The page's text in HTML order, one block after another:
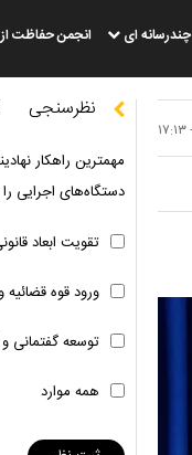
چندرسانه ای انجمن حفاظت
نظرسنجی
مهمترین راهکار
دستگاه‌های اجرایی
تقویت ابعاد
ورود قوه
توسعه گفتمانی
همه موارد